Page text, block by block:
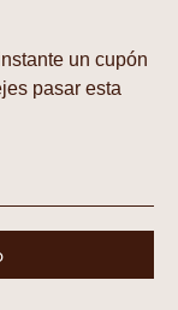
un cupón
pasar esta